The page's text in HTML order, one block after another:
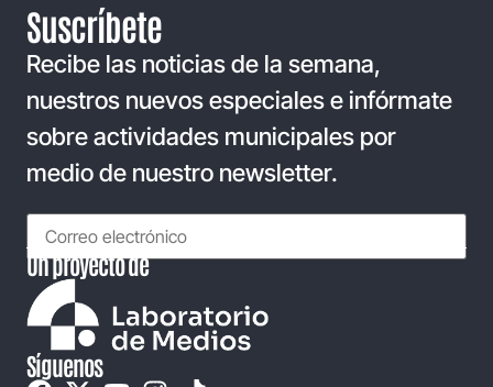
Suscríbete
Recibe las noticias de la semana,
nuestros nuevos especiales e infórmate
sobre actividades municipales por
medio de nuestro newsletter.
Un proyecto de
Síguenos